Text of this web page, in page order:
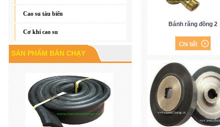
Cao su tàu biển
Cơ khí cao su
SẢN PHẨM BÁN CHẠY
Cao su P60
Bánh răng đồng 2